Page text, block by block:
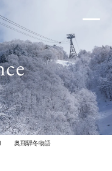
Ⅲ 奥飛騨冬物語
×
北アルプス